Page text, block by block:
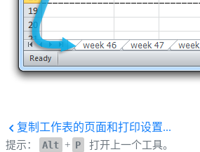
复制工作表的页面和打印设置...
提示： Alt + P 打开上一个工具。